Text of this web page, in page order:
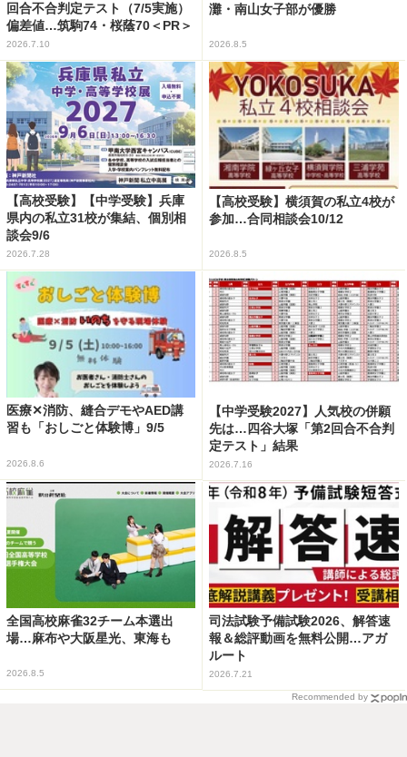
回合不合判定テスト（7/5実施）
偏差値…筑駒74・桜蔭70＜PR＞
2026.7.10
灘・南山女子部が優勝
2026.8.5
【高校受験】【中学受験】兵庫
県内の私立31校が集結、個別相
談会9/6
2026.7.28
【高校受験】横須賀の私立4校が
参加…合同相談会10/12
2026.8.5
医療✕消防、縫合デモやAED講
習も「おしごと体験博」9/5
2026.8.6
【中学受験2027】人気校の併願
先は…四谷大塚「第2回合不合判
定テスト」結果
2026.7.16
全国高校麻雀32チーム本選出
場…麻布や大阪星光、東海も
2026.8.5
司法試験予備試験2026、解答速
報＆総評動画を無料公開…アガ
ルート
2026.7.21
Recommended by